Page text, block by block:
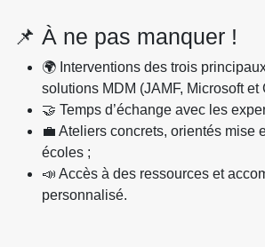
📌 À ne pas manquer !
🌍 Interventions des trois
solutions MDM (JAMF, Microsoft et
🤝 Temps d’échange avec les
💼 Ateliers concrets, orientés mise
écoles ;
📣 Accès à des ressources et
personnalisé.